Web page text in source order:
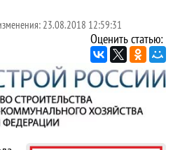
23.08.2018 12:59:31
Оценить статью: